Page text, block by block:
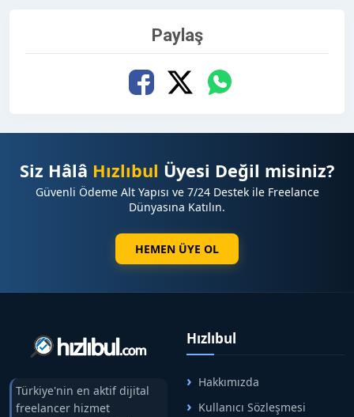
Paylaş
Siz Hâlâ Hızlıbul Üyesi Değil misiniz?
Güvenli Ödeme Alt Yapısı ve 7/24 Destek ile Freelance
Dünyasına Katılın.
HEMEN ÜYE OL
Türkiye'nin en aktif dijital
freelancer hizmet
Hızlıbul
Hakkımızda
Kullanıcı Sözleşmesi